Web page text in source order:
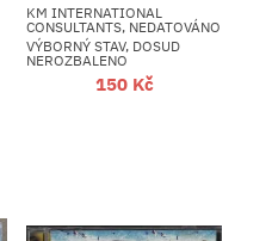
KM INTERNATIONAL
CONSULTANTS, NEDATOVÁNO
VÝBORNÝ STAV, DOSUD
NEROZBALENO
150 Kč